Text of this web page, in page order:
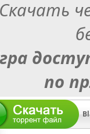
Скачать
по